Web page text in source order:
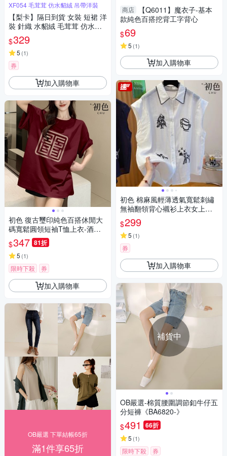
XF054 毛茸茸 仿水貂絨 吊帶洋裝
【梨卡】隔日到貨 女裝 短裙 洋
裝 針織 水貂絨 毛茸茸 仿水貂
絨 吊帶洋裝 無袖針織 保暖 連
身裙 連身短裙 XF054【現貨24
H】
$329
5 (1)
券
加入購物車
初色 復古璽印純色百搭休閒大
碼寬鬆圓領短袖T恤上衣-酒紅
色-32806(M-2XL可選)
$347 81折
5 (1)
限時下殺 券
加入購物車
OB嚴選 下單結帳65折
滿1件享65折
商店
【Q6011】魔衣子-基本
款純色百搭挖背工字背心
$69
5 (1)
加入購物車
初色 棉麻風輕薄透氣寬鬆刺繡
無袖翻領背心襯衫上衣女上衣-
共3色-13681(M-2XL可選)
$299
5 (1)
券
加入購物車
補貨中
OB嚴選-棉質腰圍調節釦牛仔五
分短褲《BA6820-》
$491 66折
5 (1)
限時下殺 券